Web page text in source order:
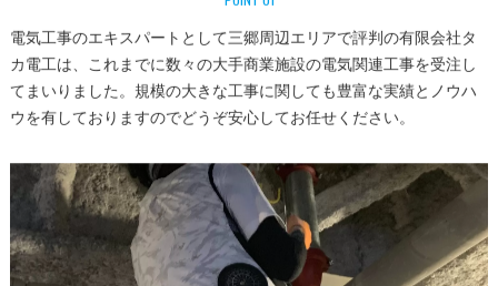
電気工事のエキスパートとして三郷周辺エリアで評判の有限会社タ
カ電工は、これまでに数々の大手商業施設の電気関連工事を受注し
てまいりました。規模の大きな工事に関しても豊富な実績とノウハ
ウを有しておりますのでどうぞ安心してお任せください。